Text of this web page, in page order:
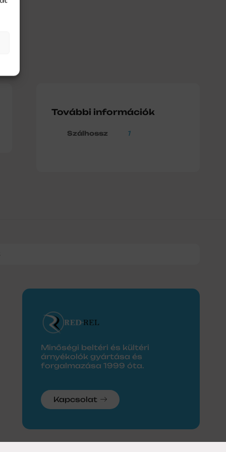
További információk
Szálhossz 1
Minőségi beltéri és kültéri
árnyékolók gyártása és
forgalmazása 1999 óta.
Kapcsolat